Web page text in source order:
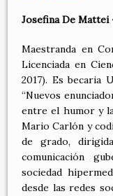
Josefina De Mattei
Maestranda en
Licenciada en
2017). Es becaria
“Nuevos
entre el humor y
Mario Carlón y
de grado,
comunicación
sociedad
desde las redes